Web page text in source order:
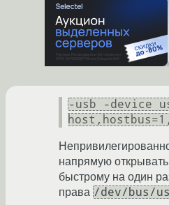
-usb -device
напрямую
быстрому на один
права /dev/bus/